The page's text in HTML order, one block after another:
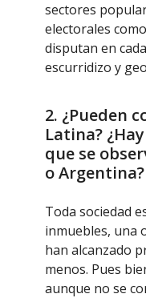
sectores
electorales
disputan en
escurridizo y
2. ¿Pueden
Latina?
que se
o Argentina?
Toda sociedad
inmuebles, una
han alcanzado
menos. Pues
aunque no se